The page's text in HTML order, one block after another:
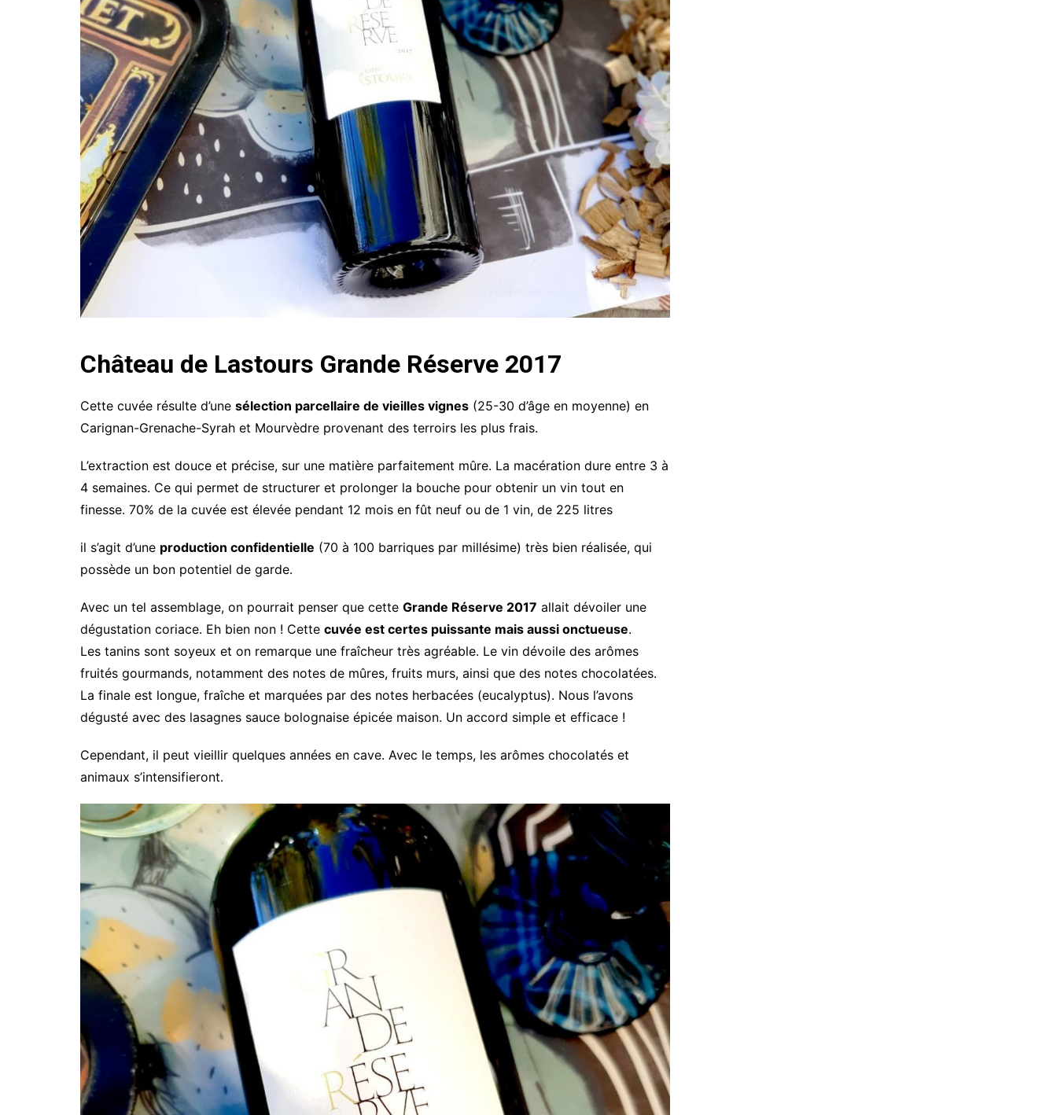
Château de Lastours Grande Réserve 2017
Cette cuvée résulte d’une sélection parcellaire de vieilles vignes (25-30 d’âge en moyenne) en
Carignan-Grenache-Syrah et Mourvèdre provenant des terroirs les plus frais.
L’extraction est douce et précise, sur une matière parfaitement mûre. La macération dure entre 3 à
4 semaines. Ce qui permet de structurer et prolonger la bouche pour obtenir un vin tout en
finesse. 70% de la cuvée est élevée pendant 12 mois en fût neuf ou de 1 vin, de 225 litres
il s’agit d’une production confidentielle (70 à 100 barriques par millésime) très bien réalisée, qui
possède un bon potentiel de garde.
Avec un tel assemblage, on pourrait penser que cette Grande Réserve 2017 allait dévoiler une
dégustation coriace. Eh bien non ! Cette cuvée est certes puissante mais aussi onctueuse.
Les tanins sont soyeux et on remarque une fraîcheur très agréable. Le vin dévoile des arômes
fruités gourmands, notamment des notes de mûres, fruits murs, ainsi que des notes chocolatées.
La finale est longue, fraîche et marquées par des notes herbacées (eucalyptus). Nous l’avons
dégusté avec des lasagnes sauce bolognaise épicée maison. Un accord simple et efficace !
Cependant, il peut vieillir quelques années en cave. Avec le temps, les arômes chocolatés et
animaux s’intensifieront.